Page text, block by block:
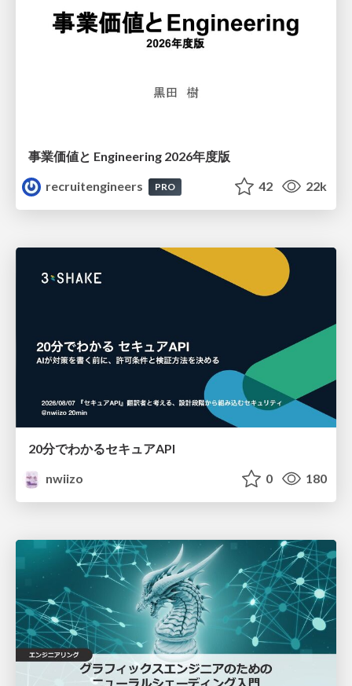
事業価値と Engineering 2026年度版
recruitengineers
PRO 42 22k
20分でわかるセキュアAPI
nwiizo
0 180